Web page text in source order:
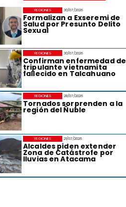
30/07/2026
Formalizan a Exseremi de
Salud por Presunto Delito
Sexual
REGIONES
30/07/2026
Confirman enfermedad de
tripulante vietnamita
fallecido en Talcahuano
REGIONES
28/07/2026
Tornados sorprenden a la
región del Ñuble
REGIONES
21/07/2026
Alcaldes piden extender
Zona de Catástrofe por
lluvias en Atacama
REGIONES